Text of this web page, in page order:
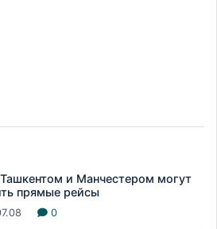
и Манчестером могут
прямые рейсы
0